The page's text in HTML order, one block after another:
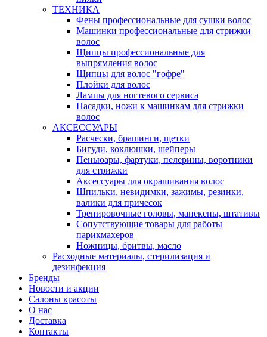
ТЕХНИКА
Фены профессиональные для сушки волос
Машинки профессиональные для стрижки
волос
Щипцы профессиональные для
выпрямления волос
Щипцы для волос "гофре"
Плойки для волос
Лампы для ногтевого сервиса
Насадки, ножи к машинкам для стрижки
волос
АКСЕССУАРЫ
Расчески, брашинги, щетки
Бигуди, коклюшки, шейперы
Пеньюары, фартуки, пелерины, воротники
для стрижки
Аксессуары для окрашивания волос
Шпильки, невидимки, зажимы, резинки,
валики для причесок
Тренировочные головы, манекены, штативы
Сопутствующие товары для работы
парикмахеров
Ножницы, бритвы, масло
Расходные материалы, стерилизация и
дезинфекция
Бренды
Новости и акции
Салоны красоты
О нас
Доставка
Контакты